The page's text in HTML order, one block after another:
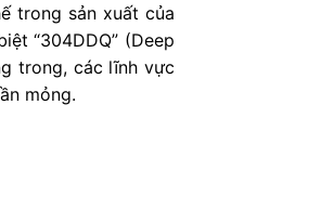
trong sản xuất của
“304DDQ” (Deep
trong, các lĩnh vực
mỏng.